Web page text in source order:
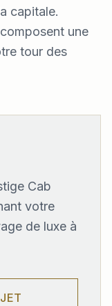
capitale.
une
tour des
Cab
votre
de luxe à